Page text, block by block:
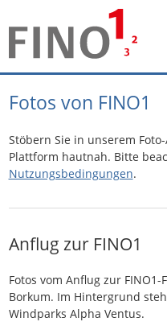
Fotos von FINO1
Stöbern Sie in unserem
Plattform hautnah. Bitte
Nutzungsbedingungen.
Anflug zur FINO1
Fotos vom Anflug zur
Borkum. Im Hintergrund
Windparks Alpha Ventus.